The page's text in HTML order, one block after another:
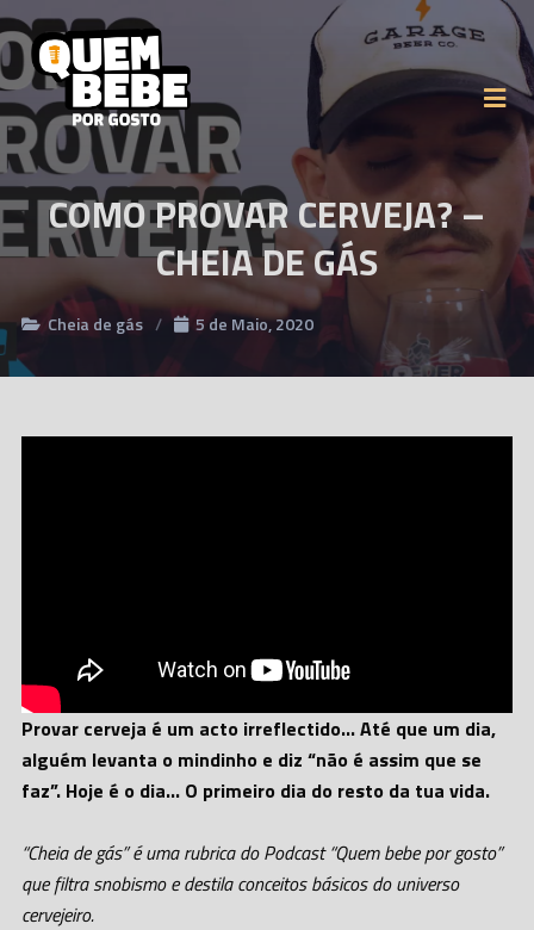
COMO PROVAR CERVEJA? –
CHEIA DE GÁS
Cheia de gás 5 de Maio, 2020
Provar cerveja é um acto irreflectido… Até que um dia,
alguém levanta o mindinho e diz “não é assim que se
faz”. Hoje é o dia… O primeiro dia do resto da tua vida.
“Cheia de gás” é uma rubrica do Podcast “Quem bebe por gosto”
que filtra snobismo e destila conceitos básicos do universo
cervejeiro.